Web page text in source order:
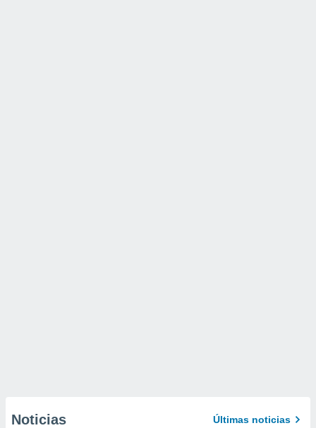
Noticias Últimas noticias